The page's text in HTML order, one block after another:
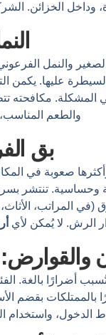
وداخل الخزائن.
الصغير والنمل
عليها. يكمن
المشكلة.
والطعم
بق
صعوبة في
وحساسية. تنتشر
(في المراتب،
الرش. لا يُمكن لأي
بالغة.
بالممتلكات بقضم
الدخول، واستخدام